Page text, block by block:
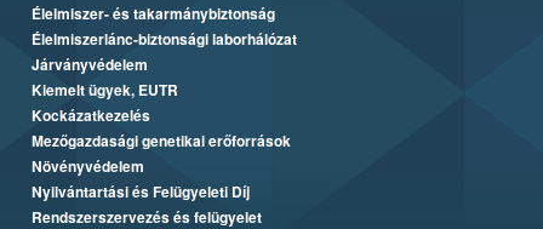
Élelmiszer- és takarmánybiztonság
Élelmiszerlánc-biztonsági laborhálózat
Járványvédelem
Kiemelt ügyek, EUTR
Kockázatkezelés
Mezőgazdasági genetikai erőforrások
Növényvédelem
Nyilvántartási és Felügyeleti Díj
Rendszerszervezés és felügyelet